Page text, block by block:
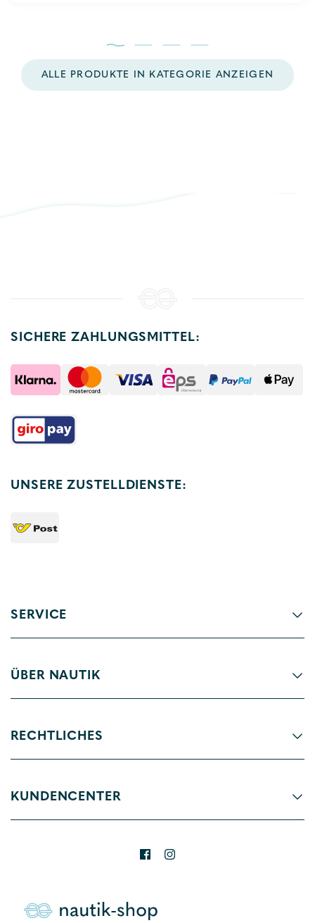
ALLE PRODUKTE IN KATEGORIE ANZEIGEN
SICHERE ZAHLUNGSMITTEL:
UNSERE ZUSTELLDIENSTE:
SERVICE
ÜBER NAUTIK
RECHTLICHES
KUNDENCENTER